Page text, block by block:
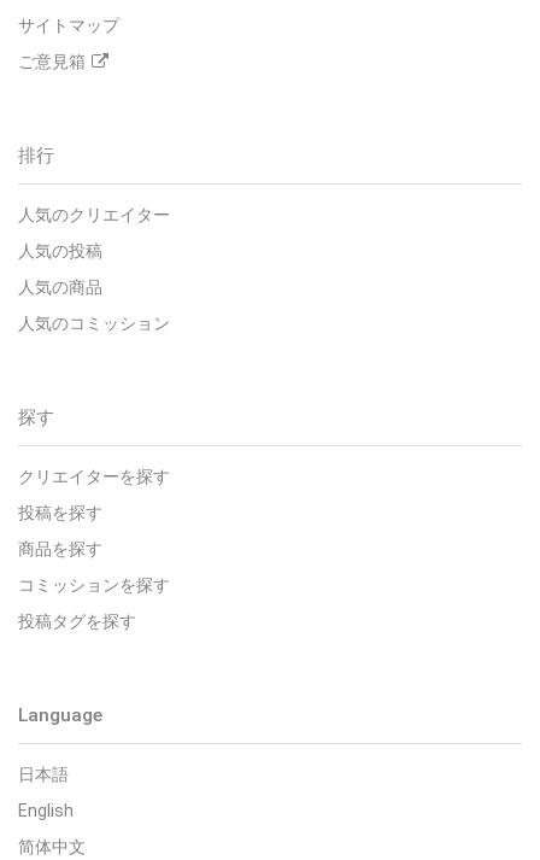
サイトマップ
ご意見箱
排行
人気のクリエイター
人気の投稿
人気の商品
人気のコミッション
探す
クリエイターを探す
投稿を探す
商品を探す
コミッションを探す
投稿タグを探す
Language
日本語
English
简体中文